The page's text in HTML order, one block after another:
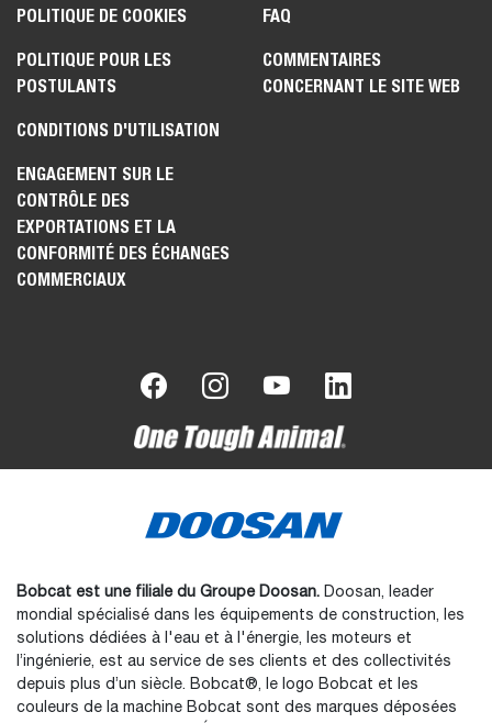
POLITIQUE DE COOKIES
POLITIQUE POUR LES
POSTULANTS
CONDITIONS D'UTILISATION
ENGAGEMENT SUR LE
CONTRÔLE DES
EXPORTATIONS ET LA
CONFORMITÉ DES ÉCHANGES
COMMERCIAUX
FAQ
COMMENTAIRES
CONCERNANT LE SITE WEB
Bobcat est une filiale du Groupe Doosan. Doosan, leader
mondial spécialisé dans les équipements de construction, les
solutions dédiées à l'eau et à l'énergie, les moteurs et
l’ingénierie, est au service de ses clients et des collectivités
depuis plus d’un siècle. Bobcat®, le logo Bobcat et les
couleurs de la machine Bobcat sont des marques déposées